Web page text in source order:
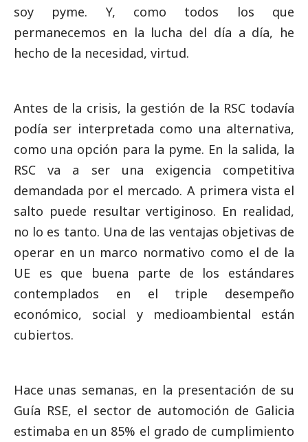
soy pyme. Y, como todos los que
permanecemos en la lucha del día a día, he
hecho de la necesidad, virtud.
Antes de la crisis, la gestión de la RSC todavía
podía ser interpretada como una alternativa,
como una opción para la pyme. En la salida, la
RSC va a ser una exigencia competitiva
demandada por el mercado. A primera vista el
salto puede resultar vertiginoso. En realidad,
no lo es tanto. Una de las ventajas objetivas de
operar en un marco normativo como el de la
UE es que buena parte de los estándares
contemplados en el triple desempeño
económico, social y medioambiental están
cubiertos.
Hace unas semanas, en la presentación de su
Guía RSE, el sector de automoción de Galicia
estimaba en un 85% el grado de cumplimiento